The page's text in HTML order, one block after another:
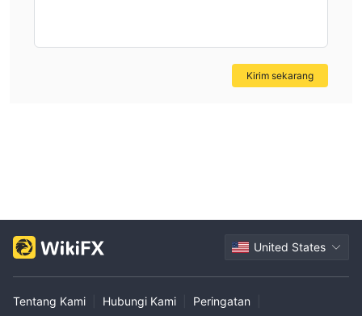
Kirim sekarang
United States
Tentang Kami Hubungi Kami Peringatan